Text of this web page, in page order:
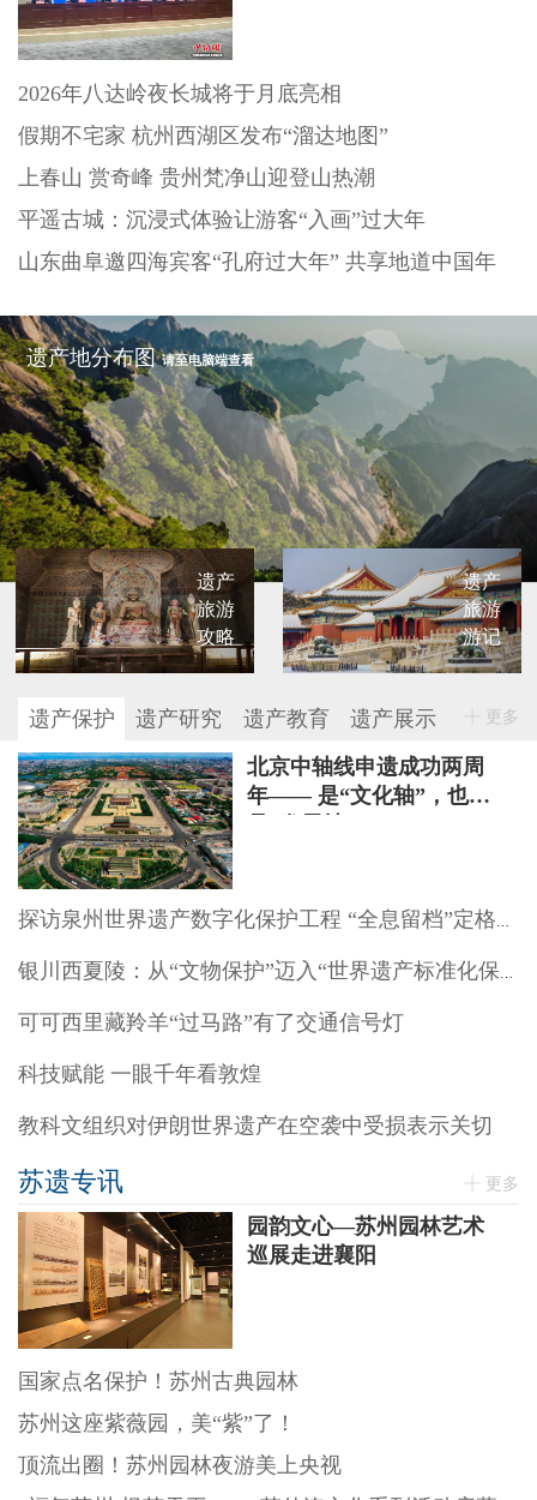
2026年八达岭夜长城将于月底亮相
假期不宅家 杭州西湖区发布“溜达地图”
上春山 赏奇峰 贵州梵净山迎登山热潮
平遥古城：沉浸式体验让游客“入画”过大年
山东曲阜邀四海宾客“孔府过大年” 共享地道中国年
遗产地分布图请至电脑端查看
遗产
旅游
攻略
遗产
旅游
游记
遗产保护 遗产研究 遗产教育 遗产展示 更多
北京中轴线申遗成功两周
年—— 是“文化轴”，也
可可西里藏羚羊“过马路”有了交通信号灯
科技赋能 一眼千年看敦煌
教科文组织对伊朗世界遗产在空袭中受损表示关切
苏遗专讯 更多
园韵文心—苏州园林艺术
巡展走进襄阳
国家点名保护！苏州古典园林
苏州这座紫薇园，美“紫”了！
顶流出圈！苏州园林夜游美上央视